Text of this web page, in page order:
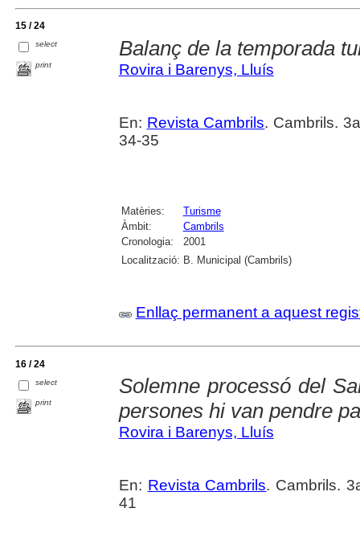
15 / 24
select
print
Balanç de la temporada
Rovira i Barenys, Lluís
En: Revista Cambrils. Cambrils.
34-35
Matèries:
Turisme
Àmbit:
Cambrils
Cronologia:
2001
Localització: B. Municipal (Cambrils)
Enllaç permanent a aquest
16 / 24
select
print
Solemne processó del
persones hi van pendre
Rovira i Barenys, Lluís
En: Revista Cambrils. Cambrils.
41